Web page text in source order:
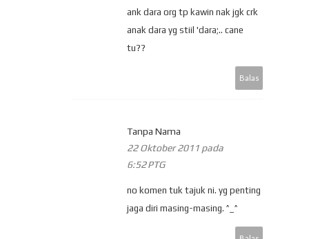
ank dara org tp kawin nak jgk crk
anak dara yg stiil 'dara;.. cane
tu??
Balas
Tanpa Nama
22 Oktober 2011 pada
6:52 PTG
no komen tuk tajuk ni. yg penting
jaga diri masing-masing. ^_^